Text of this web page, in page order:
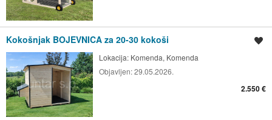
Kokošnjak BOJEVNICA za 20-30 kokoši
Lokacija: Komenda, Komenda
Objavljen:29.05.2026.
2.550 €